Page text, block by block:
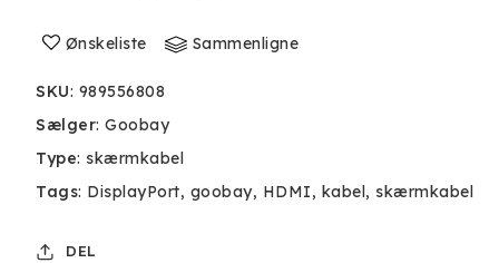
Ønskeliste Sammenligne
SKU: 989556808
Sælger: Goobay
Type: skærmkabel
Tags: DisplayPort goobay HDMI kabel skærmkabel
DEL